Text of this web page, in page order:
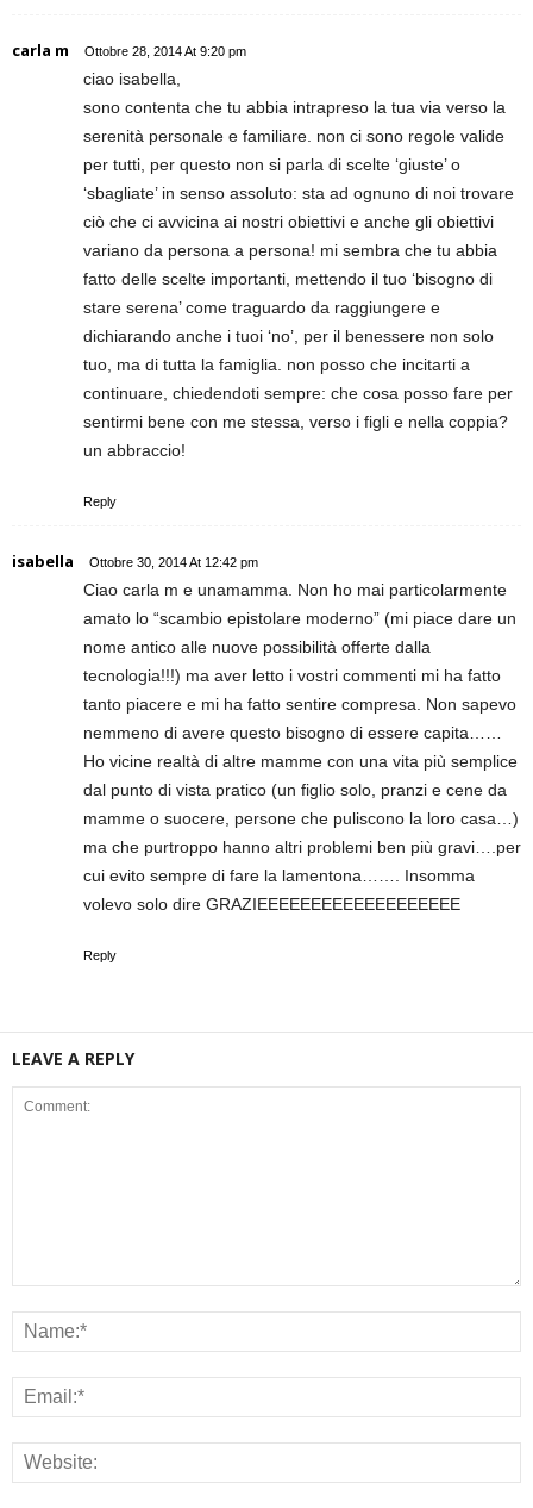
carla m Ottobre 28, 2014 At 9:20 pm
ciao isabella,
sono contenta che tu abbia intrapreso la tua via verso la
serenità personale e familiare. non ci sono regole valide
per tutti, per questo non si parla di scelte ‘giuste’ o
‘sbagliate’ in senso assoluto: sta ad ognuno di noi trovare
ciò che ci avvicina ai nostri obiettivi e anche gli obiettivi
variano da persona a persona! mi sembra che tu abbia
fatto delle scelte importanti, mettendo il tuo ‘bisogno di
stare serena’ come traguardo da raggiungere e
dichiarando anche i tuoi ‘no’, per il benessere non solo
tuo, ma di tutta la famiglia. non posso che incitarti a
continuare, chiedendoti sempre: che cosa posso fare per
sentirmi bene con me stessa, verso i figli e nella coppia?
un abbraccio!
Reply
isabella Ottobre 30, 2014 At 12:42 pm
Ciao carla m e unamamma. Non ho mai particolarmente
amato lo “scambio epistolare moderno” (mi piace dare un
nome antico alle nuove possibilità offerte dalla
tecnologia!!!) ma aver letto i vostri commenti mi ha fatto
tanto piacere e mi ha fatto sentire compresa. Non sapevo
nemmeno di avere questo bisogno di essere capita……
Ho vicine realtà di altre mamme con una vita più semplice
dal punto di vista pratico (un figlio solo, pranzi e cene da
mamme o suocere, persone che puliscono la loro casa…)
ma che purtroppo hanno altri problemi ben più gravi….per
cui evito sempre di fare la lamentona……. Insomma
volevo solo dire GRAZIEEEEEEEEEEEEEEEEEEE
Reply
LEAVE A REPLY